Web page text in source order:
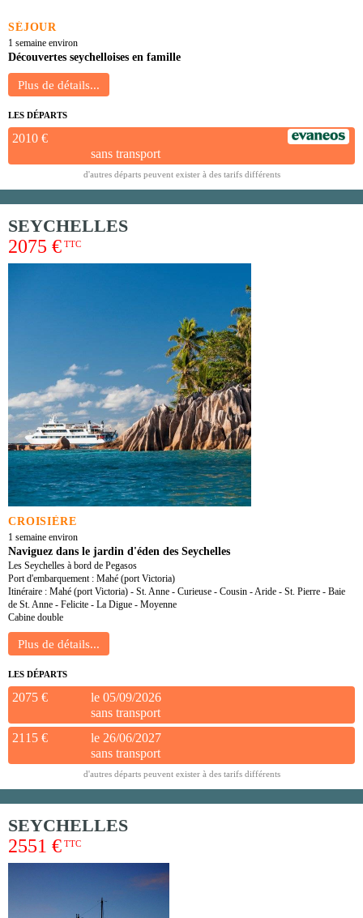
SÉJOUR
1 semaine environ
Découvertes seychelloises en famille
LES DÉPARTS
2010 €
sans transport
d'autres départs peuvent exister à des tarifs différents
SEYCHELLES
2075 € TTC
CROISIÈRE
1 semaine environ
Naviguez dans le jardin d'éden des Seychelles
Les Seychelles à bord de Pegasos
Port d'embarquement : Mahé (port Victoria)
Itinéraire : Mahé (port Victoria) - St. Anne - Curieuse - Cousin - Aride - St. Pierre - Baie
de St. Anne - Felicite - La Digue - Moyenne
Cabine double
LES DÉPARTS
2075 €
le 05/09/2026
sans transport
2115 €
le 26/06/2027
sans transport
d'autres départs peuvent exister à des tarifs différents
SEYCHELLES
2551 € TTC